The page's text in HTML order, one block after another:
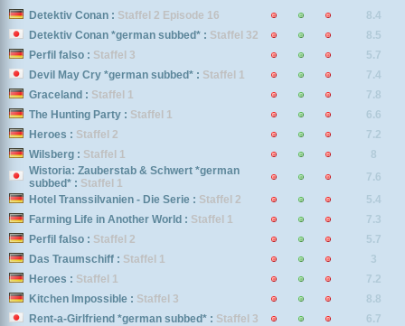
Detektiv Conan : Staffel 2 Episode 16
8.4
Detektiv Conan *german subbed* : Staffel 32
8.5
Perfil falso : Staffel 3
5.7
Devil May Cry *german subbed* : Staffel 1
7.4
Graceland : Staffel 1
7.8
The Hunting Party : Staffel 1
6.6
Heroes : Staffel 2
7.2
Wilsberg : Staffel 1
8
Wistoria: Zauberstab & Schwert *german
subbed* : Staffel 1
7.6
Hotel Transsilvanien - Die Serie : Staffel 2
5.4
Farming Life in Another World : Staffel 1
7.3
Perfil falso : Staffel 2
5.7
Das Traumschiff : Staffel 1
3
Heroes : Staffel 1
7.2
Kitchen Impossible : Staffel 3
8.8
Rent-a-Girlfriend *german subbed* : Staffel 3
6.7